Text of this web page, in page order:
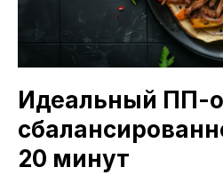
Идеальный ПП-
20 минут